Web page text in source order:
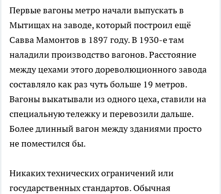
Первые вагоны метро начали выпускать в
Мытищах на заводе, который построил ещё
Савва Мамонтов в 1897 году. В 1930-е там
наладили производство вагонов. Расстояние
между цехами этого дореволюционного завода
составляло как раз чуть больше 19 метров.
Вагоны выкатывали из одного цеха, ставили на
специальную тележку и перевозили дальше.
Более длинный вагон между зданиями просто
не поместился бы.
Никаких технических ограничений или
государственных стандартов. Обычная